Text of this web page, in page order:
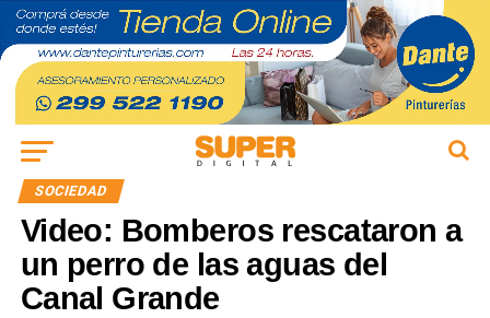
SOCIEDAD
Video: Bomberos rescataron a
un perro de las aguas del
Canal Grande